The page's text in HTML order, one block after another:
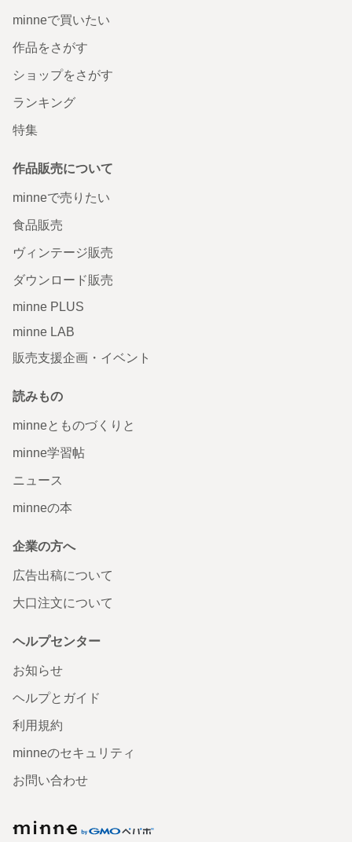
minneで買いたい
作品をさがす
ショップをさがす
ランキング
特集
作品販売について
minneで売りたい
食品販売
ヴィンテージ販売
ダウンロード販売
minne PLUS
minne LAB
販売支援企画・イベント
読みもの
minneとものづくりと
minne学習帖
ニュース
minneの本
企業の方へ
広告出稿について
大口注文について
ヘルプセンター
お知らせ
ヘルプとガイド
利用規約
minneのセキュリティ
お問い合わせ